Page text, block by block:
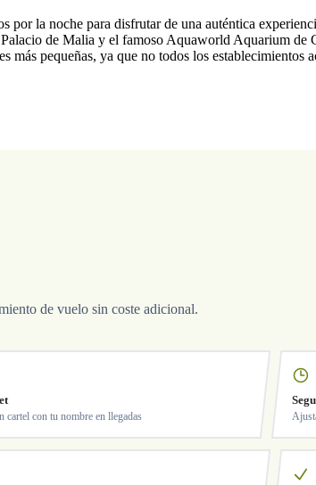
la noche para disfrutar de una auténtica
de Malia y el famoso Aquaworld Aquarium de
pequeñas, ya que no todos los establecimientos
de vuelo sin coste adicional.
cartel con tu nombre en llegadas